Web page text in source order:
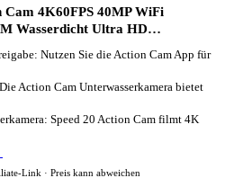
Cam 4K60FPS 40MP WiFi
Wasserdicht Ultra HD…
Nutzen Sie die Action Cam App für
Action Cam Unterwasserkamera bietet
Speed 20 Action Cam filmt 4K
Link · Preis kann abweichen